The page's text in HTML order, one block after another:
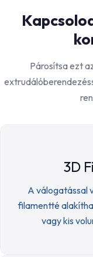
Párosítsa ezt
3D
A válogatással
filamentté
vagy kis